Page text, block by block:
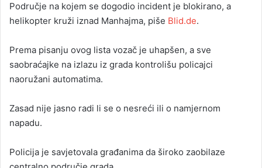
Područje na kojem se dogodio incident je blokirano, a
helikopter kruži iznad Manhajma, piše Blid.de.
Prema pisanju ovog lista vozač je uhapšen, a sve
saobraćajke na izlazu iz grada kontrolišu policajci
naoružani automatima.
Zasad nije jasno radi li se o nesreći ili o namjernom
napadu.
Policija je savjetovala građanima da široko zaobilaze